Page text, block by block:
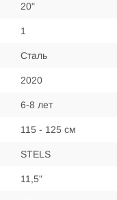
20"
1
Сталь
2020
6-8 лет
115 - 125 см
STELS
11,5"